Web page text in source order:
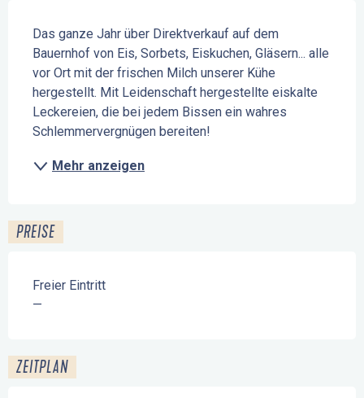
Das ganze Jahr über Direktverkauf auf dem
Bauernhof von Eis, Sorbets, Eiskuchen, Gläsern... alle
vor Ort mit der frischen Milch unserer Kühe
hergestellt. Mit Leidenschaft hergestellte eiskalte
Leckereien, die bei jedem Bissen ein wahres
Schlemmervergnügen bereiten!
Mehr anzeigen
PREISE
Freier Eintritt
—
ZEITPLAN